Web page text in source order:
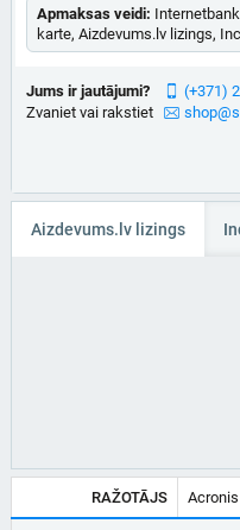
Apmaksas veidi:
karte, Aizdevums.lv lizings,
Jums ir jautājumi?
Zvaniet vai rakstiet
(+371)
Aizdevums.lv lizings
RAŽOTĀJS Acronis